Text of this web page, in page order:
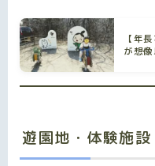
【年
が想
遊園地・体験施設